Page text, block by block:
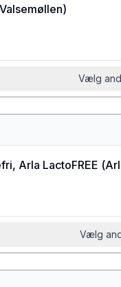
Valsemøllen)
Vælg
Arla LactoFREE (
Vælg